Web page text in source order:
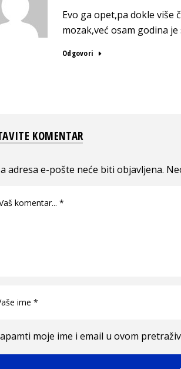
Evo ga opet,pa dokle više
mozak,već osam godina
Odgovori
KOMENTAR
adresa e-pošte neće biti objavljena.
moje ime i email u ovom